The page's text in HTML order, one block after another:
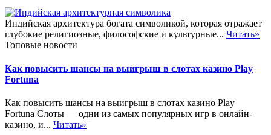
Индийская архитектура богата символикой, которая отражает
глубокие религиозные, философские и культурные... Читать»
Топовые новости
Как повысить шансы на выигрыш в слотах казино Play
Fortuna
Как повысить шансы на выигрыш в слотах казино Play
Fortuna Слоты — одни из самых популярных игр в онлайн-
казино, и... Читать»